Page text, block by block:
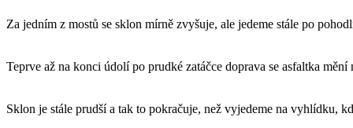
Za jedním z mostů se sklon mírně zvyšuje, ale jedeme stále po
Teprve až na konci údolí po prudké zatáčce doprava se asfaltka
Sklon je stále prudší a tak to pokračuje, než vyjedeme na vyhlídku,